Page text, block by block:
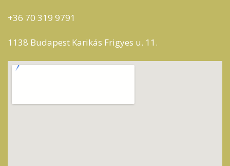
+36 70 319 9791
1138 Budapest Karikás Frigyes u. 11.